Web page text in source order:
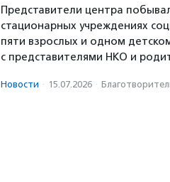
Представители центра
стационарных учреждениях
пяти взрослых и одном
с представителями НКО и
Новости · 15.07.2026 ·